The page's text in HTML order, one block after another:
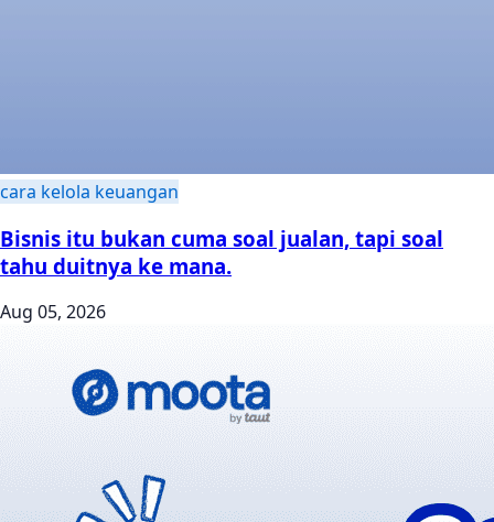
cara kelola keuangan
Bisnis itu bukan cuma soal jualan, tapi soal
tahu duitnya ke mana.
Aug 05, 2026